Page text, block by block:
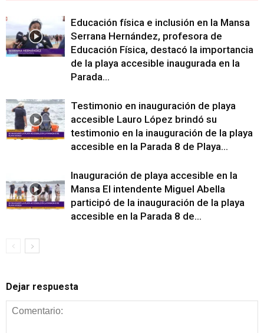
Educación física e inclusión en la Mansa
Serrana Hernández, profesora de
Educación Física, destacó la importancia
de la playa accesible inaugurada en la
Parada...
Testimonio en inauguración de playa
accesible Lauro López brindó su
testimonio en la inauguración de la playa
accesible en la Parada 8 de Playa...
Inauguración de playa accesible en la
Mansa El intendente Miguel Abella
participó de la inauguración de la playa
accesible en la Parada 8 de...
Dejar respuesta